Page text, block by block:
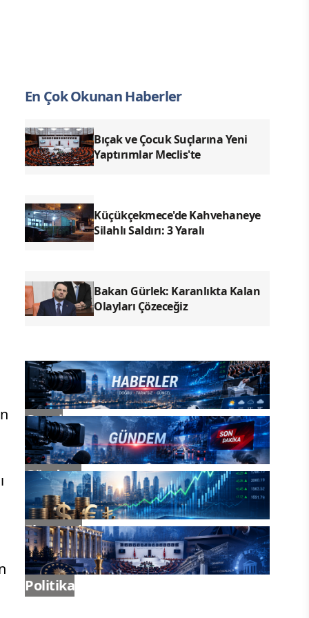
En Çok Okunan Haberler
Bıçak ve Çocuk Suçlarına Yeni
Yaptırımlar Meclis'te
Küçükçekmece'de Kahvehaneye
Silahlı Saldırı: 3 Yaralı
Bakan Gürlek: Karanlıkta Kalan
Olayları Çözeceğiz
Genel
Gündem
Ekonomi
Politika